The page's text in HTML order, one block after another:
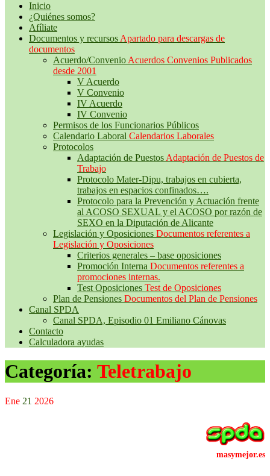
Inicio
¿Quiénes somos?
Afíliate
Documentos y recursos Apartado para descargas de
documentos
Acuerdo/Convenio Acuerdos Convenios Publicados
desde 2001
V Acuerdo
V Convenio
IV Acuerdo
IV Convenio
Permisos de los Funcionarios Públicos
Calendario Laboral Calendarios Laborales
Protocolos
Adaptación de Puestos Adaptación de Puestos de
Trabajo
Protocolo Mater-Dipu, trabajos en cubierta,
trabajos en espacios confinados….
Protocolo para la Prevención y Actuación frente
al ACOSO SEXUAL y el ACOSO por razón de
SEXO en la Diputación de Alicante
Legislación y Oposiciones Documentos referentes a
Legislación y Oposiciones
Criterios generales – base oposiciones
Promoción Interna Documentos referentes a
promociones internas.
Test Oposiciones Test de Oposiciones
Plan de Pensiones Documentos del Plan de Pensiones
Canal SPDA
Canal SPDA, Episodio 01 Emiliano Cánovas
Contacto
Calculadora ayudas
Categoría: Teletrabajo
Ene 21 2026